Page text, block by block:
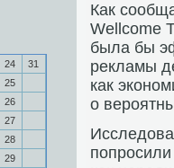
24
31
25
26
27
28
29
Как
Wellcome
была бы
рекламы
как
о